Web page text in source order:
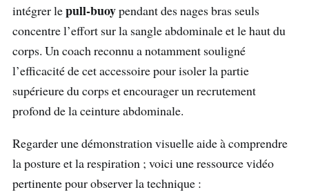
intégrer lepull-buoypendant des nages bras seuls
concentre l’effort sur la sangle abdominale et le haut du
corps. Un coach reconnu a notamment souligné
l’efficacité de cet accessoire pour isoler la partie
supérieure du corps et encourager un recrutement
profond de la ceinture abdominale.
Regarder une démonstration visuelle aide à comprendre
la posture et la respiration ; voici une ressource vidéo
pertinente pour observer la technique :